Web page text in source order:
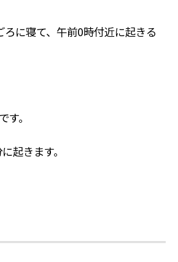
に寝て、午前0時付近に起きる
。
起きます。